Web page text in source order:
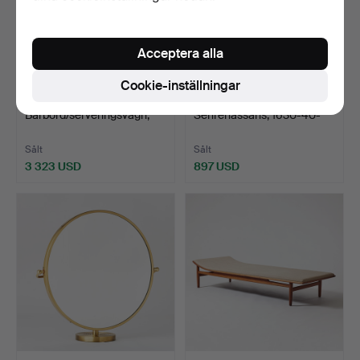
Barbord/serveringsvagn,
Sålt
3 323 USD
Senrenässans, 1630-40-
Sålt
897 USD
Cookie-inställningar
Acceptera alla